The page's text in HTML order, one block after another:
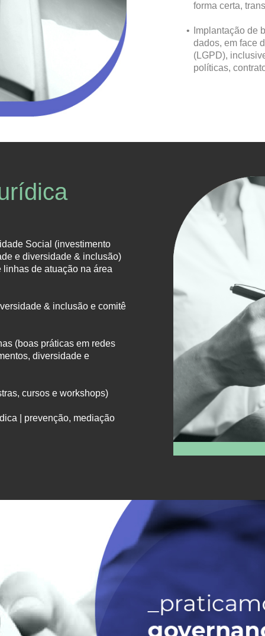
forma certa,
Implantação de
dados, em face
(LGPD),
políticas,
Social (investimento
e diversidade & inclusão)
de atuação na área
& inclusão e comitê
(boas práticas em redes
diversidade e
cursos e workshops)
| prevenção, mediação